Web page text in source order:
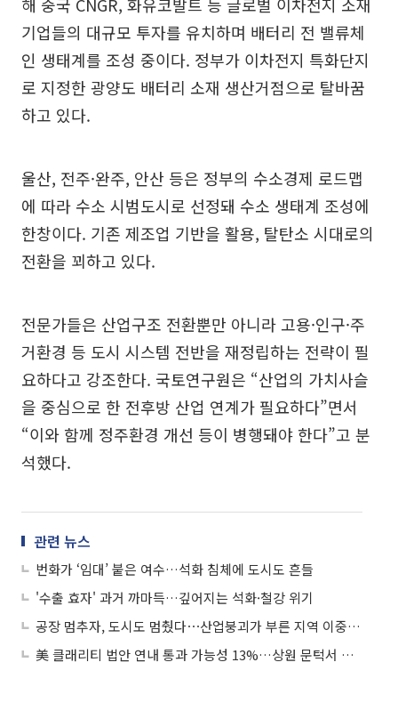
해 중국 CNGR, 화유코발트 등 글로벌 이차전지 소재
기업들의 대규모 투자를 유치하며 배터리 전 밸류체
인 생태계를 조성 중이다. 정부가 이차전지 특화단지
로 지정한 광양도 배터리 소재 생산거점으로 탈바꿈
하고 있다.
울산, 전주·완주, 안산 등은 정부의 수소경제 로드맵
에 따라 수소 시범도시로 선정돼 수소 생태계 조성에
한창이다. 기존 제조업 기반을 활용, 탈탄소 시대로의
전환을 꾀하고 있다.
전문가들은 산업구조 전환뿐만 아니라 고용·인구·주
거환경 등 도시 시스템 전반을 재정립하는 전략이 필
요하다고 강조한다. 국토연구원은 “산업의 가치사슬
을 중심으로 한 전후방 산업 연계가 필요하다”면서
“이와 함께 정주환경 개선 등이 병행돼야 한다”고 분
석했다.
관련 뉴스
번화가 ‘임대’ 붙은 여수…석화 침체에 도시도 흔들
'수출 효자' 과거 까마득…깊어지는 석화·철강 위기
공장 멈추자, 도시도 멈췄다⋯산업붕괴가 부른 지역 이중 위기
美 클래리티 법안 연내 통과 가능성 13%…상원 문턱서 제동